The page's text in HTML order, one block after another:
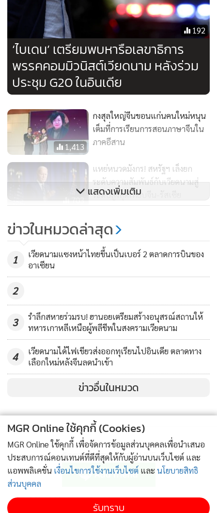
192
‘ไบเดน’ เตรียมพบหารือเลขาธิการ
พรรคคอมมิวนิสต์เวียดนาม หลังร่วม
ประชุม G20 ในอินเดีย
1,413
กงสุลใหญ่จีนขอนแก่นคนใหม่หนุน
เต็มที่การเรียนการสอนภาษาจีนใน
ภาคอีสาน
703
แหย่หนวดมังกร! สหรัฐฯ เล็งยก
ระดับความสัมพันธ์กับเวียดนามสู่
ระดับสูงสุดเทียบจีน-รัสเซีย
664
หลังรอง ปธน.ไทเปเยือนสหรัฐฯ
ด้านเจ้าตัวยังปากเก่งย้ำไม่ยอมรับ
แสดงเพิ่มเติม
ข่าวในหมวดล่าสุด
1
เวียดนามแซงหน้าไทยขึ้นเป็นเบอร์ 2 ตลาดการบินของ
อาเซียน
2
3
รำลึกสหายร่วมรบ! ฮานอยเตรียมสร้างอนุสรณ์สถานให้
ทหารเกาหลีเหนือผู้พลีชีพในสงครามเวียดนาม
4
เวียดนามได้ไฟเขียวส่งออกทุเรียนไปอินเดีย ตลาดทาง
เลือกใหม่หลังจีนลดนำเข้า
ข่าวอื่นในหมวด
ติดตามข่าวสารผ่านทาง LINE
MGR Online Application
MGR Online ใช้คุกกี้ (Cookies)
MGR Online ใช้คุกกี้ เพื่อจัดการข้อมูลส่วนบุคคลเพื่อนำเสนอ
ประสบการณ์คอนเทนต์ที่ดีที่สุดให้กับผู้อ่านบนเว็บไซต์ และ
แอพพลิเคชั่น เงื่อนไขการใช้งานเว็บไซต์ และ นโยบายสิทธิ
ส่วนบุคคล
รับทราบ